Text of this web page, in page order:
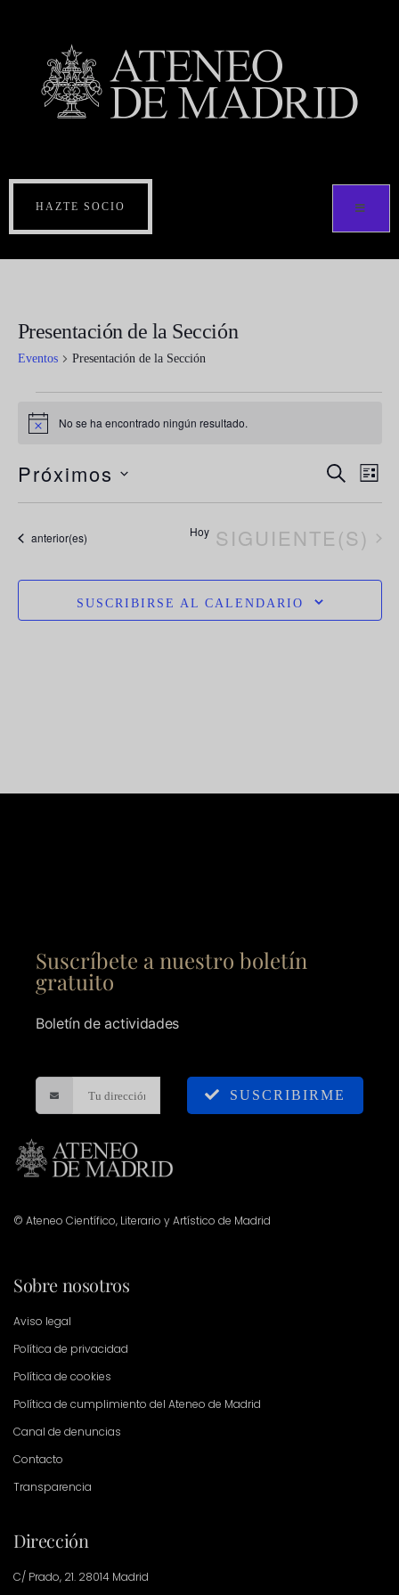
HAZTE SOCIO
Presentación de la Sección
Eventos Presentación de la Sección
Aviso No se ha encontrado ningún resultado.
de
y
de
BUSCAR
Próximos
Selecciona
la Eventos
anterior(es) Hoy EVENTOS
SIGUIENTE(S)
SUSCRIBIRSE AL CALENDARIO
Suscríbete a nuestro boletín
gratuito
Boletín de actividades
SUSCRIBIRME
© Ateneo Científico, Literario y Artístico de Madrid
Sobre nosotros
Aviso legal
Política de privacidad
Política de cookies
Política de cumplimiento del Ateneo de Madrid
Canal de denuncias
Contacto
Transparencia
Dirección
C/ Prado, 21. 28014 Madrid